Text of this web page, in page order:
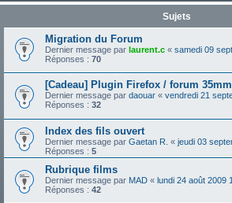
Sujets
Migration du Forum
Dernier message par laurent.c « samedi 09
Réponses : 70
[Cadeau] Plugin Firefox / forum 35mm
Dernier message par daouar « vendredi 21
Réponses : 32
Index des fils ouvert
Dernier message par Gaetan R. « jeudi 03
Réponses : 5
Rubrique films
Dernier message par MAD « lundi 24 août 2009
Réponses : 42